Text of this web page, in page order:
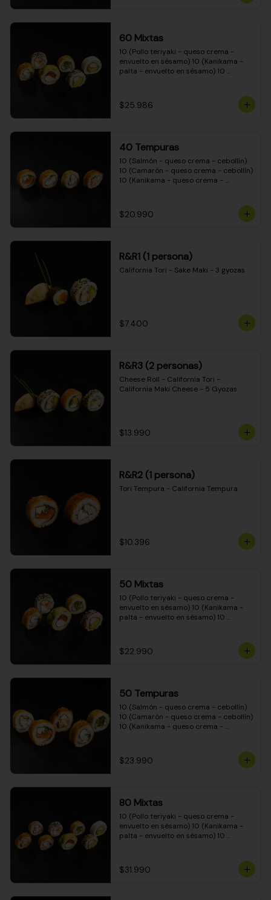
(Pimentón - queso crema - cebollín -
envuelto en masa tempura)
60 Mixtas
10 (Pollo teriyaki - queso crema -
envuelto en sésamo) 10 (Kanikama -
palta - envuelto en sésamo) 10
envuelto en queso crema) 10
(Camarón - queso crema - cebollín -
$25.986
40 Tempuras
10 (Salmón - queso crema - cebollín)
10 (Camarón - queso crema - cebollín)
10 (Kanikama - queso crema -
$20.990
R&R1 (1 persona)
California Tori - Sake Maki - 3 gyozas
$7.400
R&R3 (2 personas)
Cheese Roll - California Tori -
California Maki Cheese - 5 Gyozas
$13.990
R&R2 (1 persona)
Tori Tempura - California Tempura
$10.396
50 Mixtas
10 (Pollo teriyaki - queso crema -
envuelto en sésamo) 10 (Kanikama -
palta - envuelto en sésamo) 10
cebollín - envuelto en masa tempura)
10 (Pimentón - queso crema - cebollín
$22.990
50 Tempuras
10 (Salmón - queso crema - cebollín)
10 (Camarón - queso crema - cebollín)
10 (Kanikama - queso crema -
crema - cebollín)
$23.990
80 Mixtas
10 (Pollo teriyaki - queso crema -
envuelto en sésamo) 10 (Kanikama -
palta - envuelto en sésamo) 10
envuelto en queso crema) 10
(Camarón - queso crema - cebollín -
$31.990